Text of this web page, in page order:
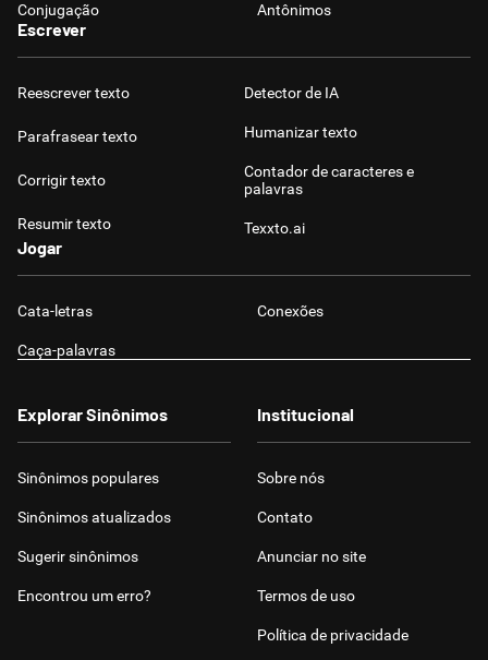
Conjugação Antônimos
Escrever
Reescrever texto
Parafrasear texto
Corrigir texto
Resumir texto
Detector de IA
Humanizar texto
Contador de caracteres e
palavras
Texxto.ai
Jogar
Cata-letras Conexões
Caça-palavras
Explorar Sinônimos
Sinônimos populares
Sinônimos atualizados
Sugerir sinônimos
Encontrou um erro?
Institucional
Sobre nós
Contato
Anunciar no site
Termos de uso
Política de privacidade